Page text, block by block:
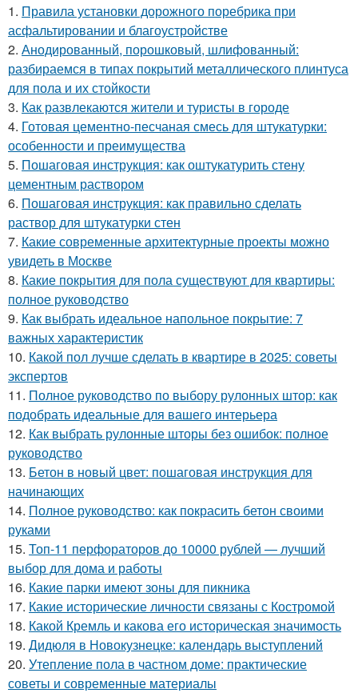
1. Правила установки дорожного поребрика при
асфальтировании и благоустройстве
2. Анодированный, порошковый, шлифованный:
разбираемся в типах покрытий металлического плинтуса
для пола и их стойкости
3. Как развлекаются жители и туристы в городе
4. Готовая цементно-песчаная смесь для штукатурки:
особенности и преимущества
5. Пошаговая инструкция: как оштукатурить стену
цементным раствором
6. Пошаговая инструкция: как правильно сделать
раствор для штукатурки стен
7. Какие современные архитектурные проекты можно
увидеть в Москве
8. Какие покрытия для пола существуют для квартиры:
полное руководство
9. Как выбрать идеальное напольное покрытие: 7
важных характеристик
10. Какой пол лучше сделать в квартире в 2025: советы
экспертов
11. Полное руководство по выбору рулонных штор: как
подобрать идеальные для вашего интерьера
12. Как выбрать рулонные шторы без ошибок: полное
руководство
13. Бетон в новый цвет: пошаговая инструкция для
начинающих
14. Полное руководство: как покрасить бетон своими
руками
15. Топ-11 перфораторов до 10000 рублей — лучший
выбор для дома и работы
16. Какие парки имеют зоны для пикника
17. Какие исторические личности связаны с Костромой
18. Какой Кремль и какова его историческая значимость
19. Дидюля в Новокузнецке: календарь выступлений
20. Утепление пола в частном доме: практические
советы и современные материалы